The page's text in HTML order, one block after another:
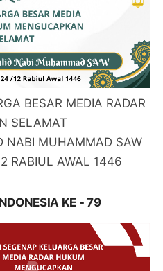
BESAR MEDIA RADAR
SELAMAT
NABI MUHAMMAD SAW
RABIUL AWAL 1446
KE - 79